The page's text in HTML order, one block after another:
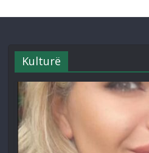
Kulturë